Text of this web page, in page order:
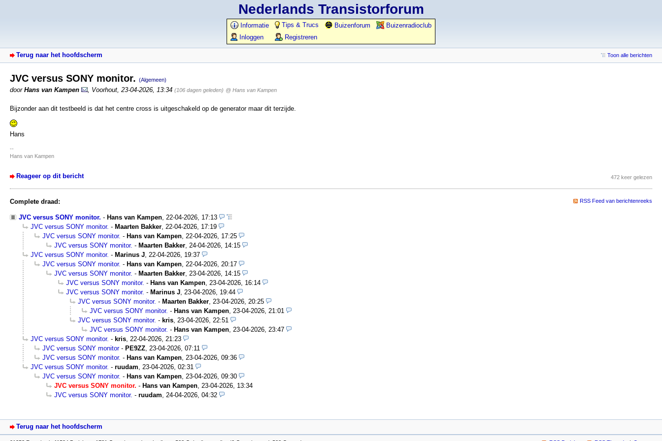
Nederlands Transistorforum
Informatie Tips & Trucs Buizenforum
Buizenradioclub
Inloggen
Registreren
Terug naar het hoofdscherm Toon alle berichten
JVC versus SONY monitor. (Algemeen)
door Hans van Kampen Voorhout 23-04-2026, 13:34 (106 dagen geleden) @ Hans van Kampen
Bijzonder aan dit testbeeld is dat het centre cross is uitgeschakeld op de generator maar dit terzijde.
Hans
--
Hans van Kampen
Reageer op dit bericht 472 keer gelezen
Complete draad: RSS Feed van berichtenreeks
JVC versus SONY monitor. - Hans van Kampen, 22-04-2026, 17:13
JVC versus SONY monitor. - Maarten Bakker, 22-04-2026, 17:19
JVC versus SONY monitor. - Hans van Kampen, 22-04-2026, 17:25
JVC versus SONY monitor. - Maarten Bakker, 24-04-2026, 14:15
JVC versus SONY monitor. - Marinus J, 22-04-2026, 19:37
JVC versus SONY monitor. - Hans van Kampen, 22-04-2026, 20:17
JVC versus SONY monitor. - Maarten Bakker, 23-04-2026, 14:15
JVC versus SONY monitor. - Hans van Kampen, 23-04-2026, 16:14
JVC versus SONY monitor. - Marinus J, 23-04-2026, 19:44
JVC versus SONY monitor. - Maarten Bakker, 23-04-2026, 20:25
JVC versus SONY monitor. - Hans van Kampen, 23-04-2026, 21:01
JVC versus SONY monitor. - kris, 23-04-2026, 22:51
JVC versus SONY monitor. - Hans van Kampen, 23-04-2026, 23:47
JVC versus SONY monitor. - kris, 22-04-2026, 21:23
JVC versus SONY monitor- PE9ZZ, 23-04-2026, 07:11
JVC versus SONY monitor. - Hans van Kampen, 23-04-2026, 09:36
JVC versus SONY monitor. - ruudam, 23-04-2026, 02:31
JVC versus SONY monitor. - Hans van Kampen, 23-04-2026, 09:30
JVC versus SONY monitor. - Hans van Kampen, 23-04-2026, 13:34
JVC versus SONY monitor. - ruudam, 24-04-2026, 04:32
Terug naar het hoofdscherm